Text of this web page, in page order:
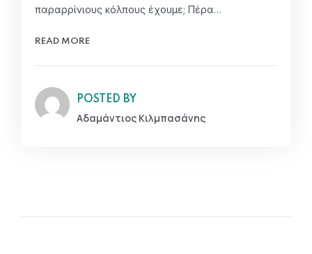
παραρρίνιους κόλπους έχουμε; Πέρα…
READ MORE
POSTED BY
Αδαμάντιος Κιλμπασάνης